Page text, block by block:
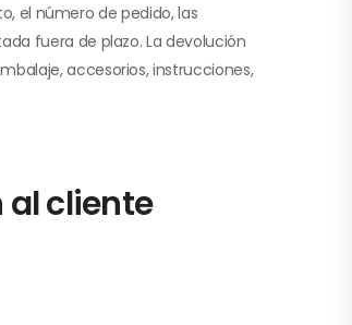
el número de pedido, las
fuera de plazo. La devolución
accesorios, instrucciones,
al cliente